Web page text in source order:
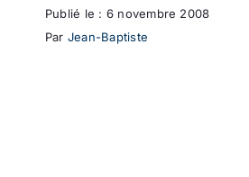
Publié le : 6 novembre 2008
Par Jean-Baptiste